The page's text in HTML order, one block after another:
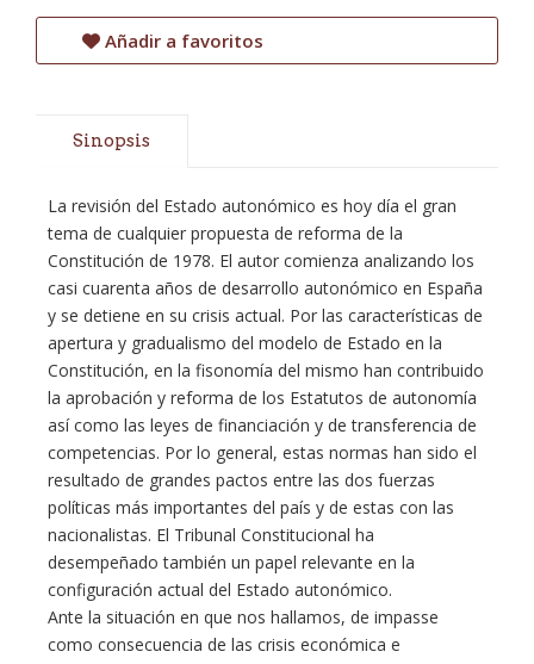
Añadir a favoritos
Sinopsis
La revisión del Estado autonómico es hoy día el gran
tema de cualquier propuesta de reforma de la
Constitución de 1978. El autor comienza analizando los
casi cuarenta años de desarrollo autonómico en España
y se detiene en su crisis actual. Por las características de
apertura y gradualismo del modelo de Estado en la
Constitución, en la fisonomía del mismo han contribuido
la aprobación y reforma de los Estatutos de autonomía
así como las leyes de financiación y de transferencia de
competencias. Por lo general, estas normas han sido el
resultado de grandes pactos entre las dos fuerzas
políticas más importantes del país y de estas con las
nacionalistas. El Tribunal Constitucional ha
desempeñado también un papel relevante en la
configuración actual del Estado autonómico.
Ante la situación en que nos hallamos, de impasse
como consecuencia de las crisis económica e